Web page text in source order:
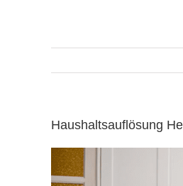
Haushaltsauflösung